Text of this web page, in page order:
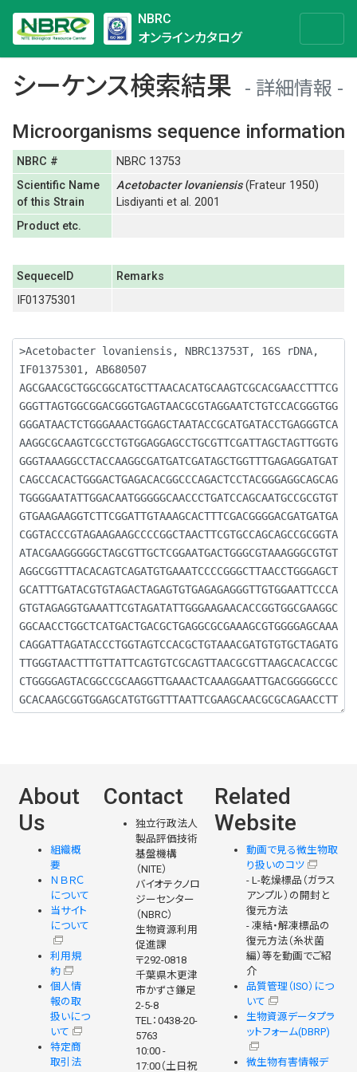
NBRC
オンラインカタログ
シーケンス検索結果
詳細情報
Microorganisms sequence information
NBRC #
NBRC 13753
Scientific Name
of this Strain
Acetobacter lovaniensis(Frateur 1950)
Lisdiyanti et al. 2001
Product etc.
SequeceID
Remarks
IF01375301
About
Us
組織概
要
ＮＢＲＣ
について
当サイト
について
利用規
約
個人情
報の取
扱いにつ
いて
特定商
取引法
Contact
独立行政法人
製品評価技術
基盤機構
（NITE）
バイオテクノロ
ジーセンター
（NBRC）
生物資源利用
促進課
〒292-0818
千葉県木更津
市かずさ鎌足
2-5-8
TEL：0438-20-
5763
10:00 -
17:00（土日祝
Related
Website
動画で見る微生物取
り扱いのコツ
- L-乾燥標品（ガラス
アンプル）の開封と
復元方法
- 凍結・解凍標品の
復元方法（糸状菌
編）等を動画でご紹
介
品質管理（ISO）につ
いて
生物資源データプラ
ットフォーム(DBRP)
微生物有害情報デ